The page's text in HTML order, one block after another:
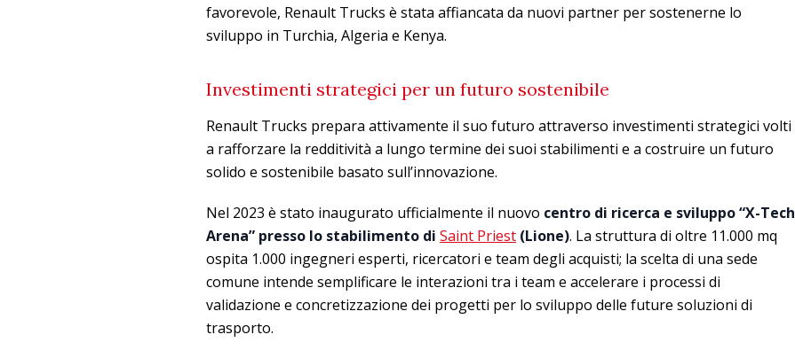
favorevole, Renault Trucks è stata affiancata da nuovi partner per sostenerne lo
sviluppo in Turchia, Algeria e Kenya.
Investimenti strategici per un futuro sostenibile
Renault Trucks prepara attivamente il suo futuro attraverso investimenti strategici volti
a rafforzare la redditività a lungo termine dei suoi stabilimenti e a costruire un futuro
solido e sostenibile basato sull’innovazione.
Nel 2023 è stato inaugurato ufficialmente il nuovo centro di ricerca e sviluppo “X-Tech
Arena” presso lo stabilimento di Saint Priest (Lione). La struttura di oltre 11.000 mq
ospita 1.000 ingegneri esperti, ricercatori e team degli acquisti; la scelta di una sede
comune intende semplificare le interazioni tra i team e accelerare i processi di
validazione e concretizzazione dei progetti per lo sviluppo delle future soluzioni di
trasporto.